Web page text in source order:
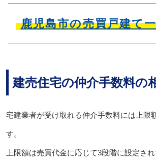
鹿児島市の売買戸建て
建売住宅の仲介手数料の
宅建業者が受け取れる仲介手数料には上限
す。
上限額は売買代金に応じて3段階に設定さ